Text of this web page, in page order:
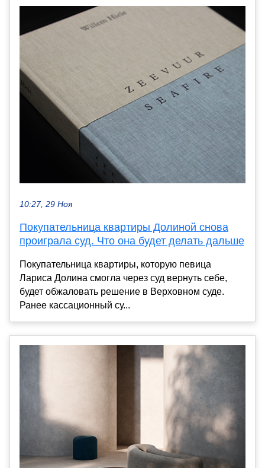
10:27, 29 Ноя
Покупательница квартиры Долиной снова
проиграла суд. Что она будет делать дальше
Покупательница квартиры, которую певица
Лариса Долина смогла через суд вернуть себе,
будет обжаловать решение в Верховном суде.
Ранее кассационный су...